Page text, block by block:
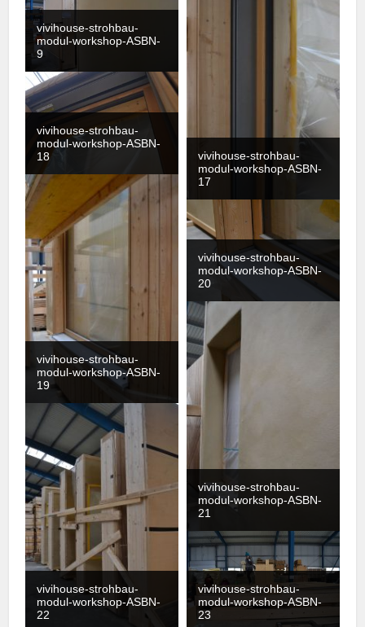
vivihouse-strohbau-
modul-workshop-ASBN-
9
vivihouse-strohbau-
modul-workshop-ASBN-
17
vivihouse-strohbau-
modul-workshop-ASBN-
18
vivihouse-strohbau-
modul-workshop-ASBN-
19
vivihouse-strohbau-
modul-workshop-ASBN-
20
vivihouse-strohbau-
modul-workshop-ASBN-
21
vivihouse-strohbau-
modul-workshop-ASBN-
22
vivihouse-strohbau-
modul-workshop-ASBN-
23